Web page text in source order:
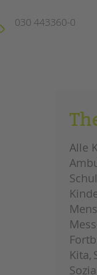
schließen
030 443360-0
Suchen
Alle
Kita